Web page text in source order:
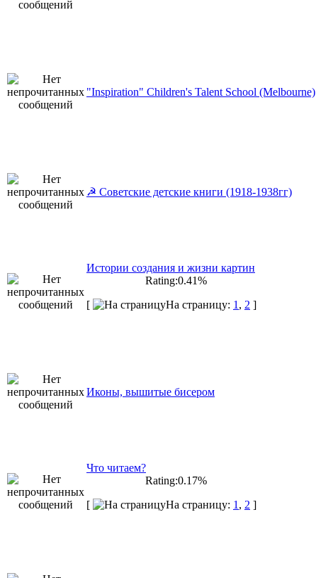
"Inspiration" Children's Talent School (Melbourne)
☭ Советские детские книги (1918-1938гг)
Истории создания и жизни картин
Rating:0.41%
[
На страницу: 1 , 2 ]
Иконы, вышитые бисером
Что читаем?
Rating:0.17%
[
На страницу: 1 , 2 ]